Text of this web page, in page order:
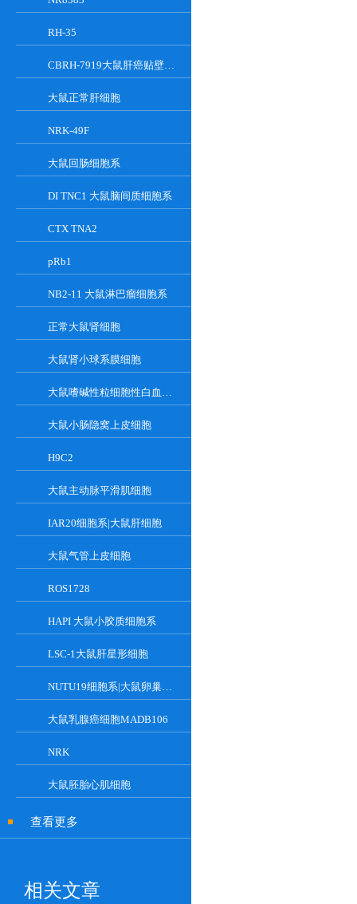
RH-35
CBRH-7919大鼠肝癌贴壁细胞系
大鼠正常肝细胞
NRK-49F
大鼠回肠细胞系
DI TNC1 大鼠脑间质细胞系
CTX TNA2
pRb1
NB2-11 大鼠淋巴瘤细胞系
正常大鼠肾细胞
大鼠肾小球系膜细胞
大鼠嗜碱性粒细胞性白血病细胞
大鼠小肠隐窝上皮细胞
H9C2
大鼠主动脉平滑肌细胞
IAR20细胞系|大鼠肝细胞
大鼠气管上皮细胞
ROS1728
HAPI 大鼠小胶质细胞系
LSC-1大鼠肝星形细胞
NUTU19细胞系|大鼠卵巢癌细胞
大鼠乳腺癌细胞MADB106
NRK
大鼠胚胎心肌细胞
查看更多
相关文章